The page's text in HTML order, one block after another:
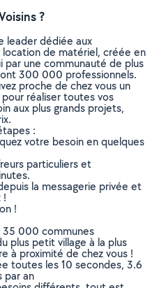
?
leader dédiée aux
de matériel, créée en
par une communauté de plus
300 000 professionnels.
proche de chez vous un
réaliser toutes vos
aux plus grands projets,
:
votre besoin en quelques
particuliers et
la messagerie privée et
!
!
35 000 communes
plus petit village à la plus
à proximité de chez vous !
toutes les 10 secondes, 3.6
par an